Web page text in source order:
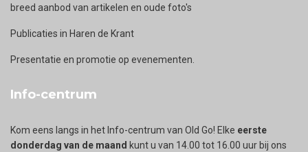
breed aanbod van artikelen en oude foto's
Publicaties in Haren de Krant
Presentatie en promotie op evenementen.
Info-centrum
Kom eens langs in het Info-centrum van Old Go! Elke eerste
donderdag van de maand kunt u van 14.00 tot 16.00 uur bij ons